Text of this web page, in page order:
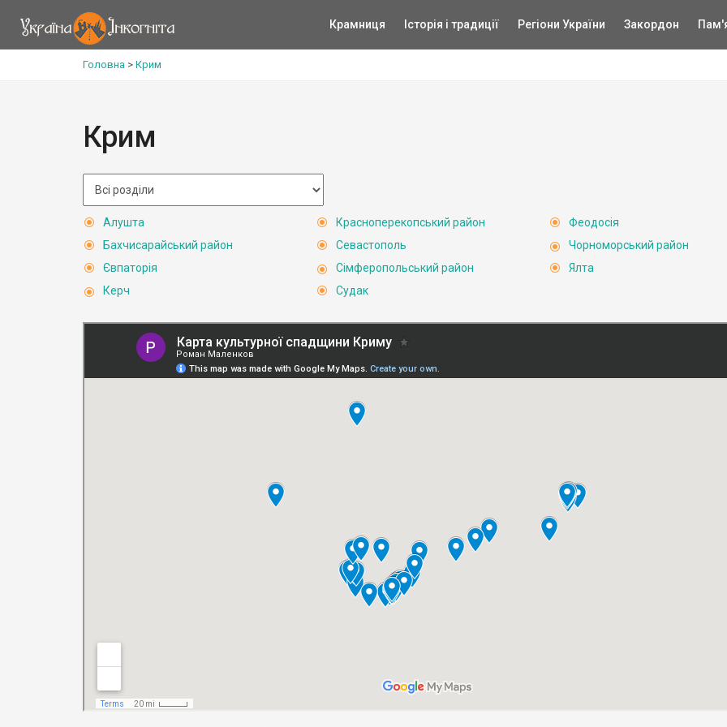
Крамниця Історія і традиції Регіони України Закордон
Головна > Крим
Крим
Алушта
Бахчисарайський район
Євпаторія
Керч
Красноперекопський район
Севастополь
Сімферопольський район
Судак
Феодосія
Чорноморський район
Ялта